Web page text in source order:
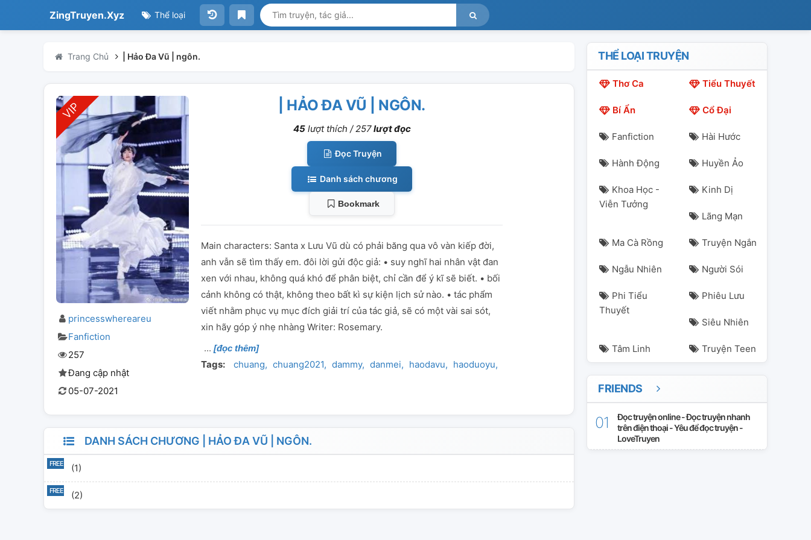
ZingTruyen.Xyz Thể loại
Trang Chủ | Hảo Đa Vũ | ngôn.
princesswhereareu
Fanfiction
257
Đang cập nhật
05-07-2021
| HẢO ĐA VŨ | NGÔN.
45lượt thích /257lượt đọc
Đọc Truyện
Danh sách chương
Bookmark
Main characters: Santa x Lưu Vũ dù có phải băng qua vô vàn kiếp đời,
anh vẫn sẽ tìm thấy em. đôi lời gửi độc giả: • suy nghĩ hai nhân vật đan
xen với nhau, không quá khó để phân biệt, chỉ cần để ý kĩ sẽ biết. • bối
cảnh không có thật, không theo bất kì sự kiện lịch sử nào. • tác phẩm
viết nhằm phục vụ mục đích giải trí của tác giả, sẽ có một vài sai sót,
xin hãy góp ý nhẹ nhàng Writer: Rosemary.
[đọc thêm]
Tags: chuang chuang2021 dammy danmei haodavu haoduoyu sangtaodoanh santa santaluuvu sanyu
DANH SÁCH CHƯƠNG | HẢO ĐA VŨ | NGÔN.
(1)
(2)
THỂ LOẠI TRUYỆN
Thơ Ca Tiểu Thuyết
Bí Ẩn Cổ Đại
Fanfiction Hài Hước
Hành Động Huyền Ảo
Khoa Học -
Viễn Tưởng
Kinh Dị
Lãng Mạn
Ma Cà Rồng Truyện Ngắn
Ngẫu Nhiên Người Sói
Phi Tiểu
Thuyết
Phiêu Lưu
Siêu Nhiên
Tâm Linh Truyện Teen
FRIENDS
Đọc truyện online - Đọc truyện nhanh
trên điện thoại - Yêu để đọc truyện -
LoveTruyen